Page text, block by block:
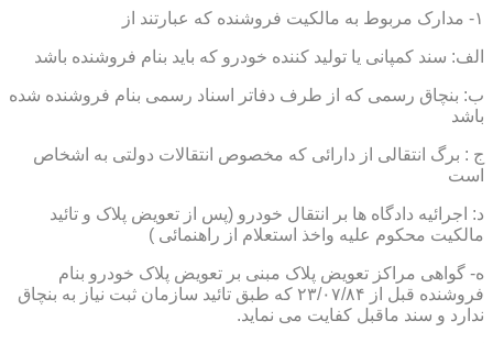
۱- مدارک مربوط به مالکیت فروشنده که عبارتند از
الف: سند کمپانی یا تولید کننده خودرو که باید بنام فروشنده باشد
ب: بنچاق رسمی که از طرف دفاتر اسناد رسمی بنام فروشنده شده
باشد
ج : برگ انتقالی از دارائی که مخصوص انتقالات دولتی به اشخاص
است
د: اجرائیه دادگاه ها بر انتقال خودرو (پس از تعویض پلاک و تائید
مالکیت محکوم علیه واخذ استعلام از راهنمائی )
ه- گواهی مراکز تعویض پلاک مبنی بر تعویض پلاک خودرو بنام
فروشنده قبل از ۲۳/۰۷/۸۴ که طبق تائید سازمان ثبت نیاز به بنچاق
ندارد و سند ماقبل کفایت می نماید.